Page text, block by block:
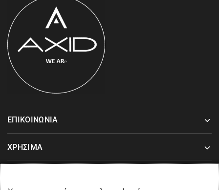
ΕΠΙΚΟΙΝΩΝΙΑ
ΧΡΗΣΙΜΑ